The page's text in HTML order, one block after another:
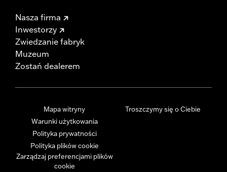
Nasza firma
Inwestorzy
Zwiedzanie fabryk
Muzeum
Zostań dealerem
Mapa witryny
Warunki użytkowania
Polityka prywatności
Polityka plików cookie
Zarządzaj preferencjami plików
cookie
Troszczymy się o Ciebie